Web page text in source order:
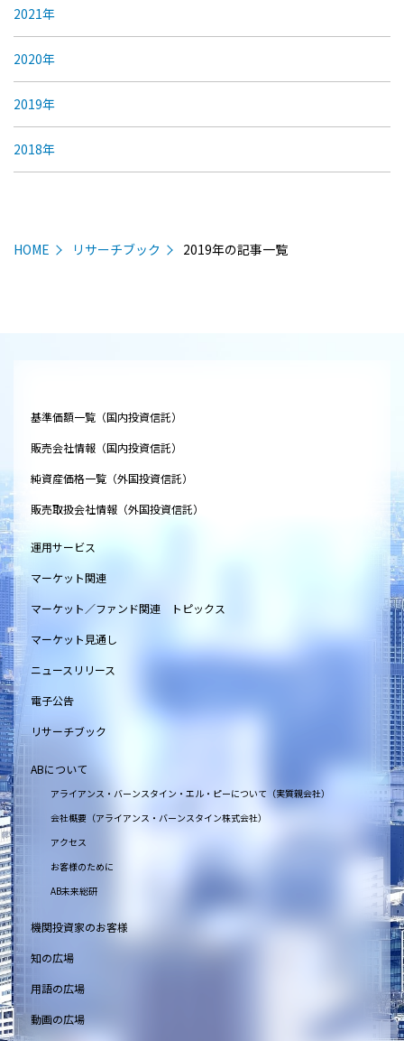
2021年
2020年
2019年
2018年
HOME リサーチブック 2019年の記事一覧
基準価額一覧（国内投資信託）
販売会社情報（国内投資信託）
純資産価格一覧（外国投資信託）
販売取扱会社情報（外国投資信託）
運用サービス
マーケット関連
マーケット／ファンド関連 トピックス
マーケット見通し
ニュースリリース
電子公告
リサーチブック
ABについて
アライアンス・バーンスタイン・エル・ピーについて（実質親会社）
会社概要（アライアンス・バーンスタイン株式会社）
アクセス
お客様のために
AB未来総研
機関投資家のお客様
知の広場
用語の広場
動画の広場